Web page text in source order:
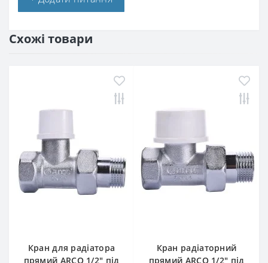
Схожі товари
Кран для радіатора
прямий ARCO 1/2″ під
Кран радіаторний
прямий ARCO 1/2″ під